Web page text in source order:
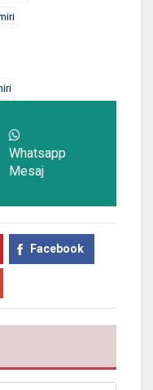
Whatsapp
Mesaj
Facebook